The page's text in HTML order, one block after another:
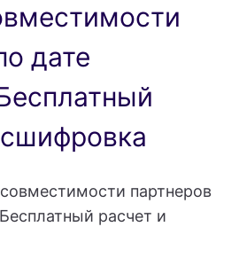
дате
партнеров
расчет и